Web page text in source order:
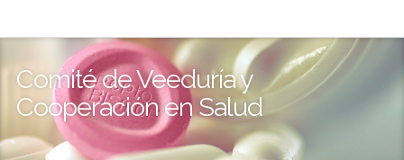
Comité de Veeduría y
Cooperación en Salud